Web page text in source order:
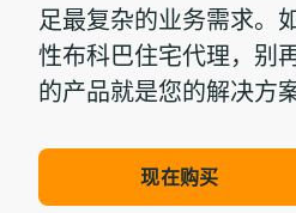
足最复杂的业务需求。
性布科巴住宅代理，别
的产品就是您的解决方案
现在购买